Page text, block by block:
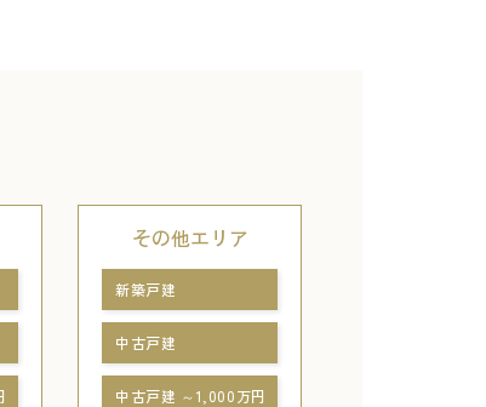
その他エリア
新築戸建
中古戸建
中古戸建 ～1,000万円